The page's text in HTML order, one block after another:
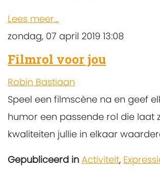
Lees meer...
zondag, 07 april 2019 13:08
Filmrol voor jou
Robin Bastiaan
Speel een filmscène na en geef
humor een passende rol die laat
kwaliteiten jullie in elkaar
Gepubliceerd in Activiteit,